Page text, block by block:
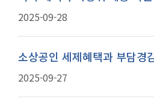
2025-09-28
소상공인 세제혜택과 부담경
2025-09-27